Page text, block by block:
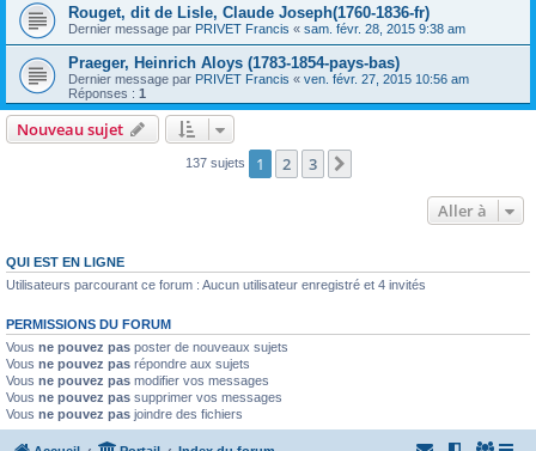
Rouget, dit de Lisle, Claude Joseph(1760-1836-fr)
Dernier message par PRIVET Francis « sam. févr. 28, 2015 9:38 am
Praeger, Heinrich Aloys (1783-1854-pays-bas)
Dernier message par PRIVET Francis « ven. févr. 27, 2015 10:56 am
Réponses : 1
Nouveau sujet
137 sujets 1 2 3
Aller à
QUI EST EN LIGNE
Utilisateurs parcourant ce forum : Aucun utilisateur enregistré et 4 invités
PERMISSIONS DU FORUM
Vous ne pouvez pas poster de nouveaux sujets
Vous ne pouvez pas répondre aux sujets
Vous ne pouvez pas modifier vos messages
Vous ne pouvez pas supprimer vos messages
Vous ne pouvez pas joindre des fichiers